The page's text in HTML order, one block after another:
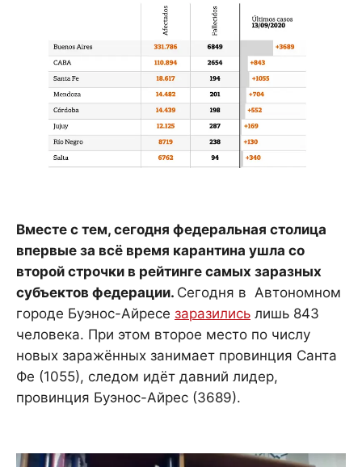
Вместе с тем, сегодня федеральная столица
впервые за всё время карантина ушла со
второй строчки в рейтинге самых заразных
субъектов федерации. Сегодня в Автономном
городе Буэнос-Айресе заразились лишь 843
человека. При этом второе место по числу
новых заражённых занимает провинция Санта
Фе (1055), следом идёт давний лидер,
провинция Буэнос-Айрес (3689).